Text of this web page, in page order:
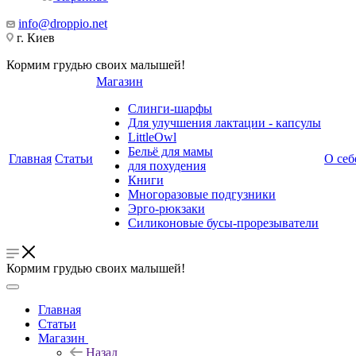
info@droppio.net
г. Киев
Кормим грудью своих малышей!
Главная Статьи
Магазин
Слинги-шарфы
Для улучшения лактации - капсулы
LittleOwl
Бельё для мамы
для похудения
Книги
Многоразовые подгузники
Эрго-рюкзаки
Силиконовые бусы-прорезыватели
О
Кормим грудью своих малышей!
Главная
Статьи
Магазин
Назад